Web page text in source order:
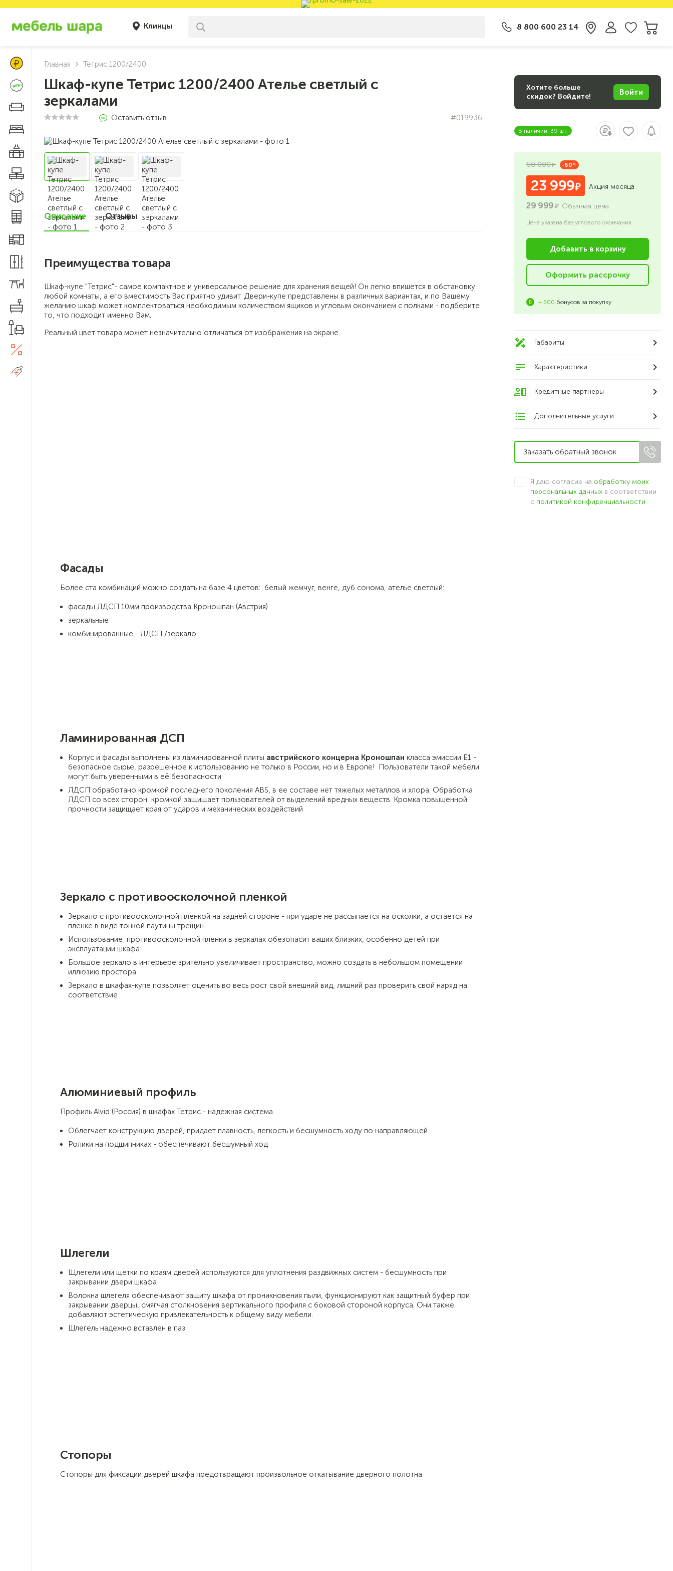
Клинцы 8 800 600 23 14
Цены Клуба Своих
Новинки
Диваны и кресла
Мебель для кухни
Мебель для гостиной
Модульные системы
Системы хранения
Шкафы и прихожие
Столы и стулья
Комоды
Товары для дома
Главная Тетрис 1200/2400
Шкаф-купе Тетрис 1200/2400 Ателье светлый с
зеркалами
Оставить отзыв #019936
Описание Отзывы 0
Преимущества товара
Шкаф-купе "Тетрис"- самое компактное и универсальное решение для хранения вещей! Он легко впишется в обстановку
любой комнаты, а его вместимость Вас приятно удивит. Двери-купе представлены в различных вариантах, и по Вашему
желанию шкаф может комплектоваться необходимым количеством ящиков и угловым окончанием с полками - подберите
то, что подходит именно Вам.
Реальный цвет товара может незначительно отличаться от изображения на экране.
Фасады
Более ста комбинаций можно создать на базе 4 цветов: белый жемчуг, венге, дуб сонома, ателье светлый:
фасады ЛДСП 10мм производства Кроношпан (Австрия)
зеркальные
комбинированные - ЛДСП /зеркало
Ламинированная ДСП
Корпус и фасады выполнены из ламинированной плиты австрийского концерна Кроношпан класса эмиссии Е1 -
безопасное сырье, разрешенное к использованию не только в России, но и в Европе! Пользователи такой мебели
могут быть уверенными в её безопасности
ЛДСП обработано кромкой последнего поколения ABS, в ее составе нет тяжелых металлов и хлора. Обработка
ЛДСП со всех сторон кромкой защищает пользователей от выделений вредных веществ. Кромка повышенной
прочности защищает края от ударов и механических воздействий
Зеркало с противоосколочной пленкой
Зеркало с противоосколочной пленкой на задней стороне - при ударе не рассыпается на осколки, а остается на
пленке в виде тонкой паутины трещин
Использование противоосколочной пленки в зеркалах обезопасит ваших близких, особенно детей при
эксплуатации шкафа
Большое зеркало в интерьере зрительно увеличивает пространство, можно создать в небольшом помещении
иллюзию простора
Зеркало в шкафах-купе позволяет оценить во весь рост свой внешний вид, лишний раз проверить свой наряд на
соответствие
Алюминиевый профиль
Профиль Alvid (Россия) в шкафах Тетрис - надежная система
Облегчает конструкцию дверей, придает плавность, легкость и бесшумность ходу по направляющей
Ролики на подшипниках - обеспечивают бесшумный ход
Шлегели
Щлегели или щетки по краям дверей используются для уплотнения раздвижных систем - бесшумность при
закрывании двери шкафа
Волокна шлегеля обеспечивают защиту шкафа от проникновения пыли, функционируют как защитный буфер при
закрывании дверцы, смягчая столкновения вертикального профиля с боковой стороной корпуса. Они также
добавляют эстетическую привлекательность к общему виду мебели.
Шлегель надежно вставлен в паз
Стопоры
Стопоры для фиксации дверей шкафа предотвращают произвольное откатывание дверного полотна
Хотите больше
скидок? Войдите!
Войти
В наличии: 39 шт.
60 000 -60 %
23 999 Акция месяца
29 999 Обычная цена
Цена указана без углового окончания
Добавить в корзину
Оформить рассрочку
+ 500 бонусов за покупку
Габариты
Характеристики
Кредитные партнеры
Дополнительные услуги
Я даю согласие на обработку моих
персональных данных в соответствии
с политикой конфиденциальности